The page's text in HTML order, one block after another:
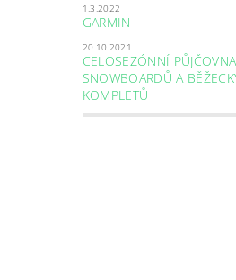
1.3.2022
GARMIN
20.10.2021
CELOSEZÓNNÍ
SNOWBOARDŮ A
KOMPLETŮ